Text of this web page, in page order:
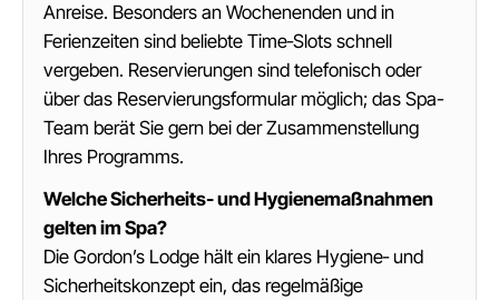
Anreise. Besonders an Wochenenden und in
Ferienzeiten sind beliebte Time‑Slots schnell
vergeben. Reservierungen sind telefonisch oder
über das Reservierungsformular möglich; das Spa-
Team berät Sie gern bei der Zusammenstellung
Ihres Programms.
Welche Sicherheits- und Hygienemaßnahmen
gelten im Spa?
Die Gordon’s Lodge hält ein klares Hygiene‑ und
Sicherheitskonzept ein, das regelmäßige